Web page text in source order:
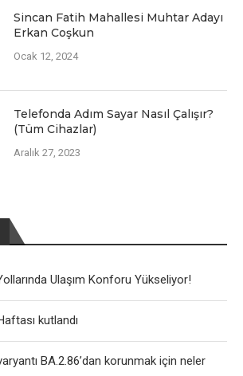
Sincan Fatih Mahallesi Muhtar Adayı
Erkan Coşkun
Ocak 12, 2024
Telefonda Adım Sayar Nasıl Çalışır?
(Tüm Cihazlar)
Aralık 27, 2023
Ulaşım Konforu Yükseliyor!
kutlandı
BA.2.86’dan korunmak için neler